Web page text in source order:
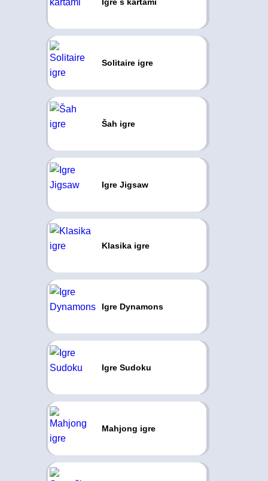
Solitaire igre
Šah igre
Igre Jigsaw
Klasika igre
Igre Dynamons
Igre Sudoku
Mahjong igre